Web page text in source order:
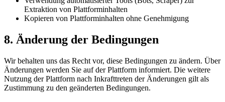
Extraktion von Plattforminhalten
Kopieren von Plattforminhalten ohne Genehmigung
8. Änderung der Bedingungen
Wir behalten uns das Recht vor, diese Bedingungen zu ändern. Über
Änderungen werden Sie auf der Plattform informiert. Die weitere
Nutzung der Plattform nach Inkrafttreten der Änderungen gilt als
Zustimmung zu den geänderten Bedingungen.